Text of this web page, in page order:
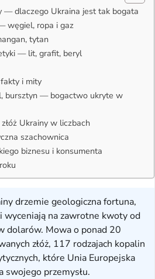
— dlaczego Ukraina jest tak bogata
węgiel, ropa i gaz
tytan
— lit, grafit, beryl
i mity
bursztyn — bogactwo ukryte w
Ukrainy w liczbach
szachownica
biznesu i konsumenta
drzemie geologiczna fortuna,
na zawrotne kwoty od
dolarów. Mowa o ponad 20
złóż, 117 rodzajach kopalin
które Unia Europejska
swojego przemysłu.